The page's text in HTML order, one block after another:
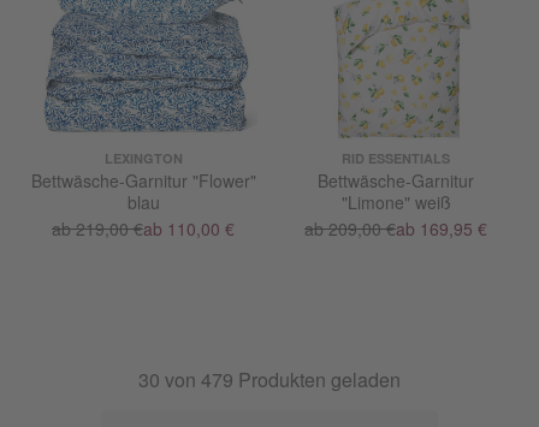
LEXINGTON
Bettwäsche-Garnitur "Flower"
blau
ab 219,00 €ab 110,00 €
RID ESSENTIALS
Bettwäsche-Garnitur
"Limone" weiß
ab 209,00 €ab 169,95 €
30 von 479 Produkten geladen